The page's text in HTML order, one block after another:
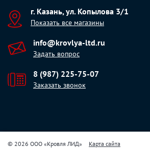
г. Казань, ул. Копылова 3/1
Показать все магазины
info@krovlya-ltd.ru
Задать вопрос
8 (987) 225-75-07
Заказать звонок
© 2026 ООО «Кровля ЛИД» Карта сайта